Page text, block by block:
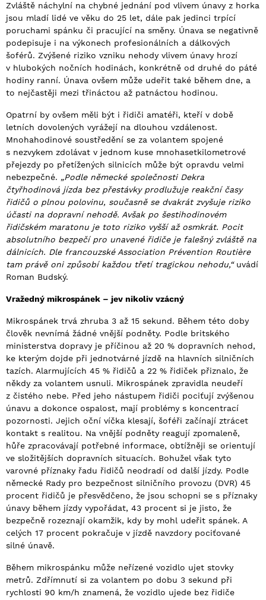
Zvláště náchylní na chybné jednání pod vlivem únavy z horka
jsou mladí lidé ve věku do 25 let, dále pak jedinci trpící
poruchami spánku či pracující na směny. Únava se negativně
podepisuje i na výkonech profesionálních a dálkových
šoférů. Zvýšené riziko vzniku nehody vlivem únavy hrozí
v hlubokých nočních hodinách, konkrétně od druhé do páté
hodiny ranní. Únava ovšem může udeřit také během dne, a
to nejčastěji mezi třináctou až patnáctou hodinou.
Opatrní by ovšem měli být i řidiči amatéři, kteří v době
letních dovolených vyrážejí na dlouhou vzdálenost.
Mnohahodinové soustředění se za volantem spojené
s nezvykem zdolávat v jednom kuse mnohasetkilometrové
přejezdy po přetížených silnicích může být opravdu velmi
nebezpečné. „Podle německé společnosti Dekra
čtyřhodinová jízda bez přestávky prodlužuje reakční časy
řidičů o plnou polovinu, současně se dvakrát zvyšuje riziko
účasti na dopravní nehodě. Avšak po šestihodinovém
řidičském maratonu je toto riziko vyšší až osmkrát. Pocit
absolutního bezpečí pro unavené řidiče je falešný zvláště na
dálnicích. Dle francouzské Association Prévention Routière
tam právě oni způsobí každou třetí tragickou nehodu,“uvádí
Roman Budský.
Vražedný mikrospánek – jev nikoliv vzácný
Mikrospánek trvá zhruba 3 až 15 sekund. Během této doby
člověk nevnímá žádné vnější podněty. Podle britského
ministerstva dopravy je příčinou až 20 % dopravních nehod,
ke kterým dojde při jednotvárné jízdě na hlavních silničních
tazích. Alarmujících 45 % řidičů a 22 % řidiček přiznalo, že
někdy za volantem usnuli. Mikrospánek zpravidla neudeří
z čistého nebe. Před jeho nástupem řidiči pociťují zvýšenou
únavu a dokonce ospalost, mají problémy s koncentrací
pozornosti. Jejich oční víčka klesají, šoféři začínají ztrácet
kontakt s realitou. Na vnější podněty reagují zpomaleně,
hůře zpracovávají potřebné informace, obtížněji se orientují
ve složitějších dopravních situacích. Bohužel však tyto
varovné příznaky řadu řidičů neodradí od další jízdy. Podle
německé Rady pro bezpečnost silničního provozu (DVR) 45
procent řidičů je přesvědčeno, že jsou schopni se s příznaky
únavy během jízdy vypořádat, 43 procent si je jisto, že
bezpečně rozeznají okamžik, kdy by mohl udeřit spánek. A
celých 17 procent pokračuje v jízdě navzdory pociťované
silné únavě.
Během mikrospánku může neřízené vozidlo ujet stovky
metrů. Zdřímnutí si za volantem po dobu 3 sekund při
rychlosti 90 km/h znamená, že vozidlo ujede bez řidiče